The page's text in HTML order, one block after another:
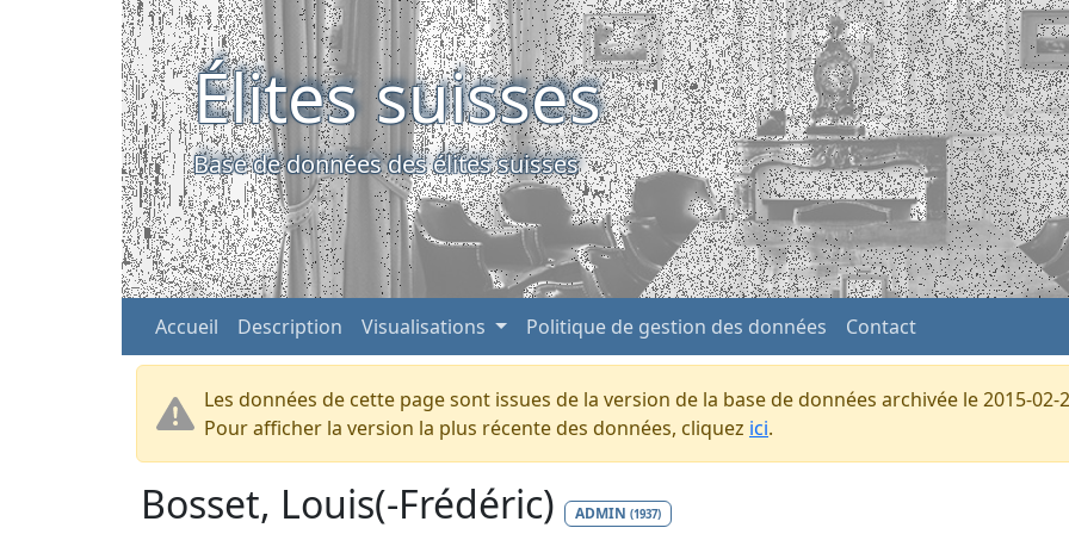
Élites suisses
Base de données des élites suisses
Accueil Description Visualisations Politique de gestion des données Contact
Les données de cette page sont issues de la version de la base de données archivée le 2015-02-
Pour afficher la version la plus récente des données, cliquez ici.
Bosset, Louis(-Frédéric) ADMIN (1937)